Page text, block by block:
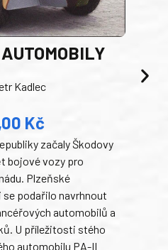
Kadlec
Kč
začaly Škodovy
bojové vozy pro
Plzeňské
podařilo navrhnout
automobilů a
U příležitosti stého
automobilu PA-II